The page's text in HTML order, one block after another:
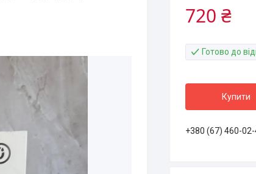
720 ₴
Готово до
Купити
+380 (67) 460-